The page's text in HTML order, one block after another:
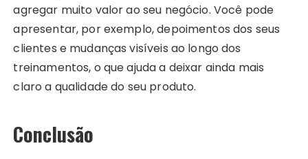
agregar muito valor ao seu negócio. Você pode
apresentar, por exemplo, depoimentos dos seus
clientes e mudanças visíveis ao longo dos
treinamentos, o que ajuda a deixar ainda mais
claro a qualidade do seu produto.
Conclusão